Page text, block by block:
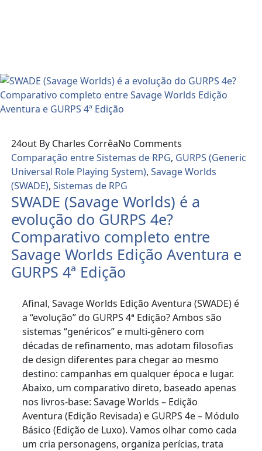
24out By Charles CorrêaNo Comments
Comparação entre Sistemas de RPG, GURPS (Generic
Universal Role Playing System),Savage Worlds
(SWADE),Sistemas de RPG
SWADE (Savage Worlds) é a
evolução do GURPS 4e?
Comparativo completo entre
Savage Worlds Edição Aventura e
GURPS 4ª Edição
Afinal, Savage Worlds Edição Aventura (SWADE) é
a “evolução” do GURPS 4ª Edição? Ambos são
sistemas “genéricos” e multi-gênero com
décadas de refinamento, mas adotam filosofias
de design diferentes para chegar ao mesmo
destino: campanhas em qualquer época e lugar.
Abaixo, um comparativo direto, baseado apenas
nos livros-base: Savage Worlds – Edição
Aventura (Edição Revisada) e GURPS 4e – Módulo
Básico (Edição de Luxo). Vamos olhar como cada
um cria personagens, organiza perícias, trata